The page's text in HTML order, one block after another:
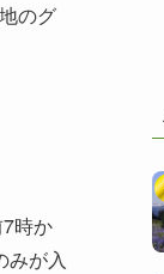
のグ
時か
みが入